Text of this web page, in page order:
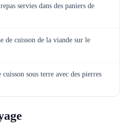
servies dans des paniers de
de cuisson de la viande sur le
sous terre avec des pierres